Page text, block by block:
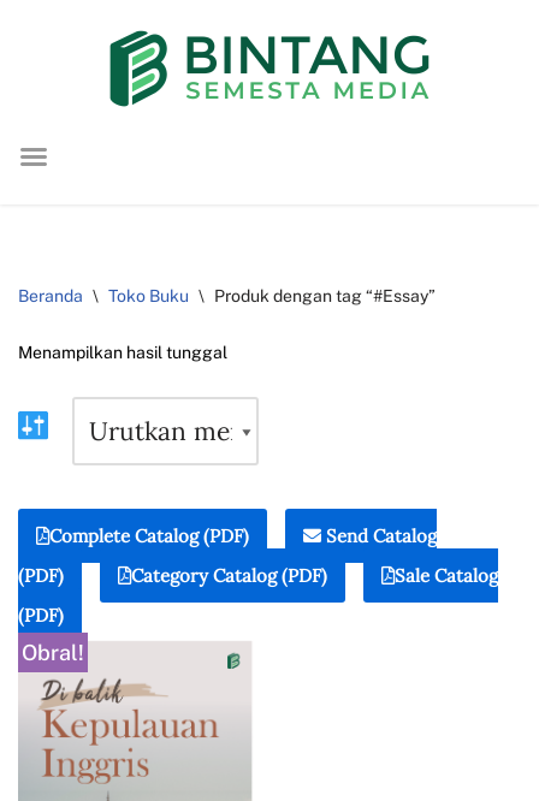
konten
Beranda \ Toko Buku \ Produk dengan tag “#Essay”
Menampilkan hasil tunggal
Complete Catalog (PDF)
Send Catalog
(PDF)
Category Catalog (PDF)
Sale Catalog
(PDF)
Obral!